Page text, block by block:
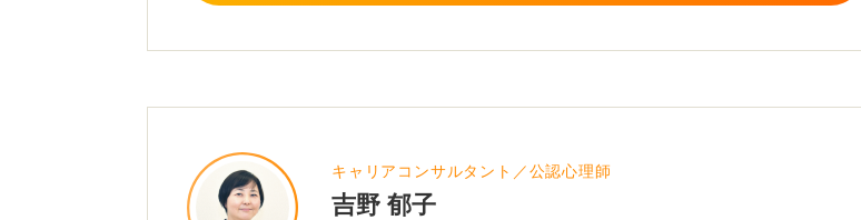
しかし、「日経225に入っているからこの会社にする」という最終的な判断基準
は避けたいです。
キャリアコンサルタント／公認心理師
吉野 郁子